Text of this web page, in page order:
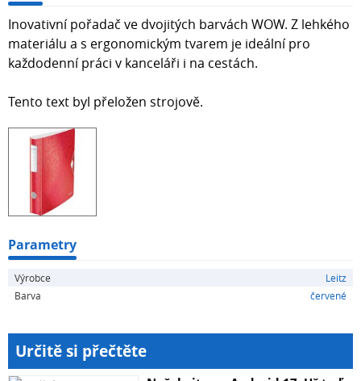
Inovativní pořadač ve dvojitých barvách WOW. Z lehkého
materiálu a s ergonomickým tvarem je ideální pro
každodenní práci v kanceláři i na cestách.
Tento text byl přeložen strojově.
Parametry
Výrobce
Leitz
Barva
červené
Určitě si přečtěte